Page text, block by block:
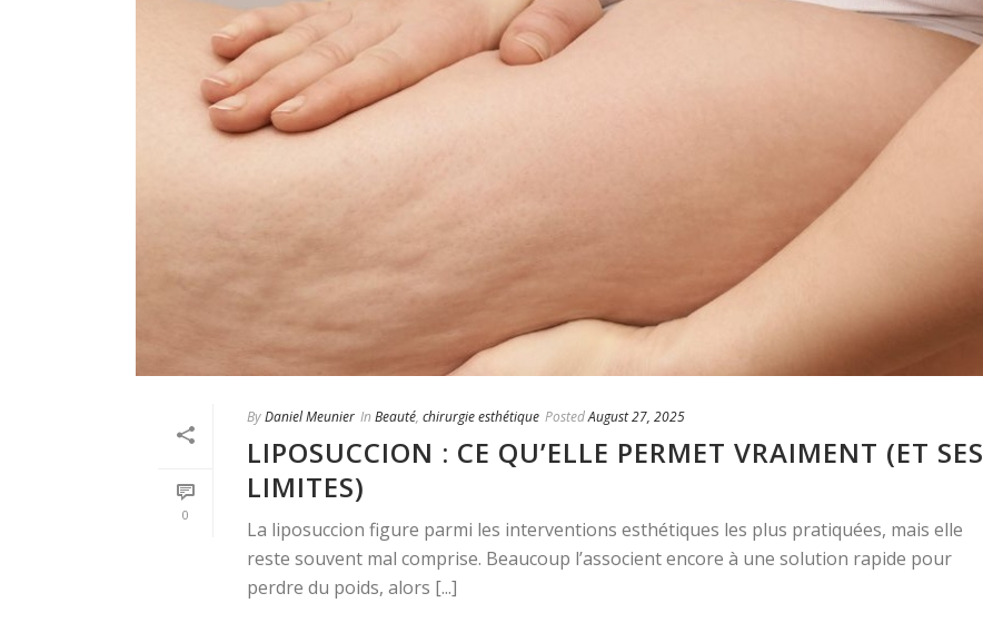
0
ByDaniel Meunier In Beauté, chirurgie esthétique PostedAugust 27, 2025
LIPOSUCCION : CE QU’ELLE PERMET VRAIMENT (ET SES
LIMITES)
La liposuccion figure parmi les interventions esthétiques les plus pratiquées, mais elle
reste souvent mal comprise. Beaucoup l’associent encore à une solution rapide pour
perdre du poids, alors [...]